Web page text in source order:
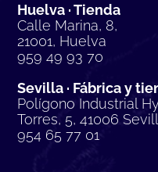
Huelva · Tienda
Calle Marina, 8,
21001, Huelva
959 49 93 70
Sevilla · Fábrica y
Polígono Industrial
Torres, 5, 41006
954 65 77 01